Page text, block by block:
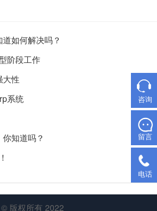
如何解决吗？
阶段工作
大性
系统
知道吗？
版权所有 2022
咨询
留言
电话